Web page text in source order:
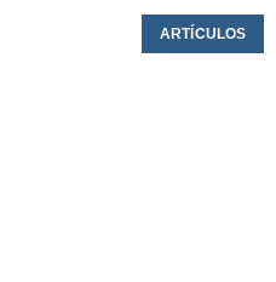
ARTÍCULOS